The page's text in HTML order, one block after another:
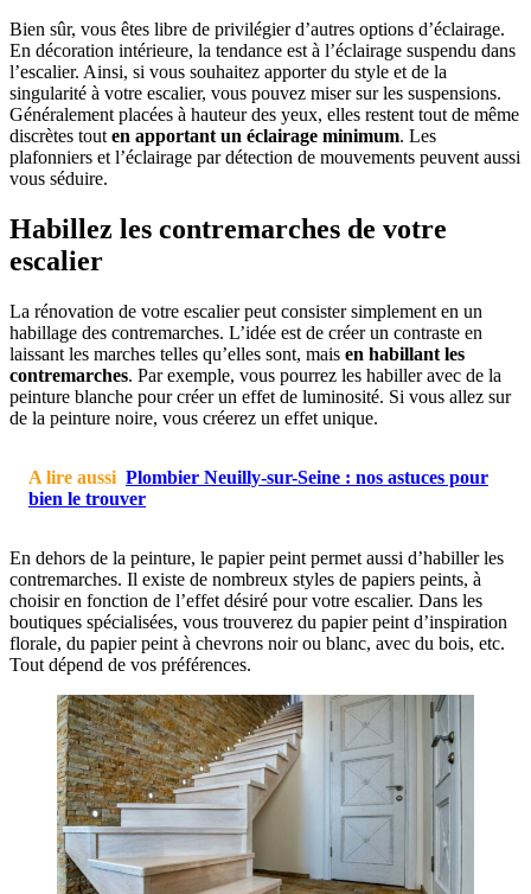
Bien sûr, vous êtes libre de privilégier d’autres options d’éclairage.
En décoration intérieure, la tendance est à l’éclairage suspendu dans
l’escalier. Ainsi, si vous souhaitez apporter du style et de la
singularité à votre escalier, vous pouvez miser sur les suspensions.
Généralement placées à hauteur des yeux, elles restent tout de même
discrètes tout en apportant un éclairage minimum. Les
plafonniers et l’éclairage par détection de mouvements peuvent aussi
vous séduire.
Habillez les contremarches de votre
escalier
La rénovation de votre escalier peut consister simplement en un
habillage des contremarches. L’idée est de créer un contraste en
laissant les marches telles qu’elles sont, mais en habillant les
contremarches. Par exemple, vous pourrez les habiller avec de la
peinture blanche pour créer un effet de luminosité. Si vous allez sur
de la peinture noire, vous créerez un effet unique.
A lire aussi Plombier Neuilly-sur-Seine : nos astuces pour
bien le trouver
En dehors de la peinture, le papier peint permet aussi d’habiller les
contremarches. Il existe de nombreux styles de papiers peints, à
choisir en fonction de l’effet désiré pour votre escalier. Dans les
boutiques spécialisées, vous trouverez du papier peint d’inspiration
florale, du papier peint à chevrons noir ou blanc, avec du bois, etc.
Tout dépend de vos préférences.